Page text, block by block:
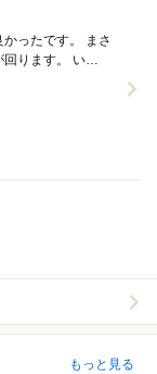
もっと見る